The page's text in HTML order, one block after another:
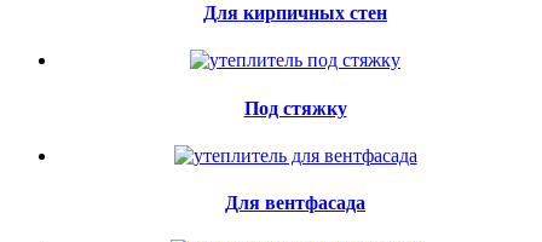
Для кирпичных стен
Под стяжку
Для вентфасада